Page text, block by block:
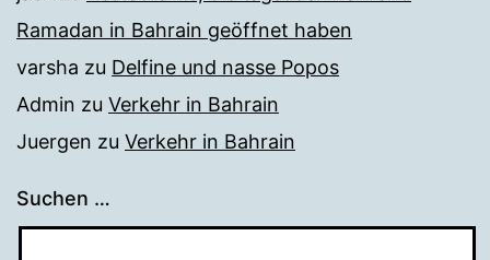
Ramadan in Bahrain geöffnet haben
varsha zu Delfine und nasse Popos
Admin zu Verkehr in Bahrain
Juergen zu Verkehr in Bahrain
Suchen …